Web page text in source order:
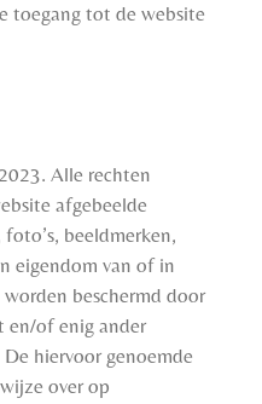
toegang tot de website
Alle rechten
afgebeelde
beeldmerken,
eigendom van of in
beschermd door
en/of enig ander
hiervoor genoemde
over op